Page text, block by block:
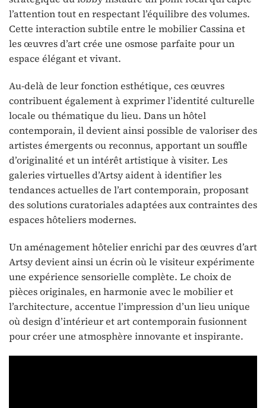
l’attention tout en respectant l’équilibre des volumes.
Cette interaction subtile entre le mobilier Cassina et
les œuvres d’art crée une osmose parfaite pour un
espace élégant et vivant.
Au-delà de leur fonction esthétique, ces œuvres
contribuent également à exprimer l’identité culturelle
locale ou thématique du lieu. Dans un hôtel
contemporain, il devient ainsi possible de valoriser des
artistes émergents ou reconnus, apportant un souffle
d’originalité et un intérêt artistique à visiter. Les
galeries virtuelles d’Artsy aident à identifier les
tendances actuelles de l’art contemporain, proposant
des solutions curatoriales adaptées aux contraintes des
espaces hôteliers modernes.
Un aménagement hôtelier enrichi par des œuvres d’art
Artsy devient ainsi un écrin où le visiteur expérimente
une expérience sensorielle complète. Le choix de
pièces originales, en harmonie avec le mobilier et
l’architecture, accentue l’impression d’un lieu unique
où design d’intérieur et art contemporain fusionnent
pour créer une atmosphère innovante et inspirante.